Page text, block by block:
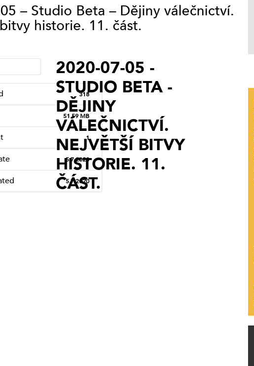
STUDIO ITÁLIE
STUDIO KLADNO
STUDIO KALICH
OSTATNÍ
STUDIO LÍPA PRAHA
(VYSÍLÁNÍ
SERVISNÍ STUDIO
(VYSÍLÁNÍ
UKONČENO)
TAPIN RADIO
– Studio Beta – Dějiny válečnictví.
historie. 11. část.
318
51.59 MB
1
5.7.2020
5.7.2020
2020-07-05 -
STUDIO BETA -
DĚJINY
VÁLEČNICTVÍ.
NEJVĚTŠÍ BITVY
HISTORIE. 11.
ČÁST.